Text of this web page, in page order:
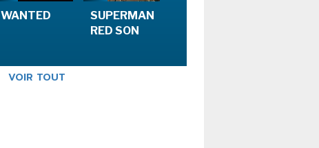
WANTED
SUPERMAN
RED SON
VOIR TOUT